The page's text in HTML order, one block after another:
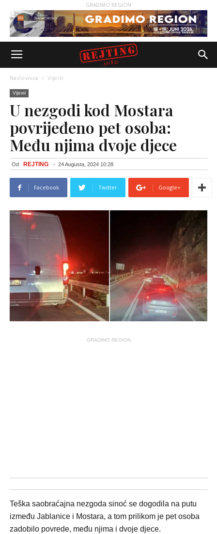
GRADIMO REGION
Naslovnica Vijesti
Vijesti
U nezgodi kod Mostara
povrijeđeno pet osoba:
Među njima dvoje djece
Od REJTING - 24 Augusta, 2024 10:28
Facebook Twitter Google+
GRADIMO REGION
Teška saobraćajna nezgoda sinoć se dogodila na putu
između Jablanice i Mostara, a tom prilikom je pet osoba
zadobilo povrede, među njima i dvoje djece.